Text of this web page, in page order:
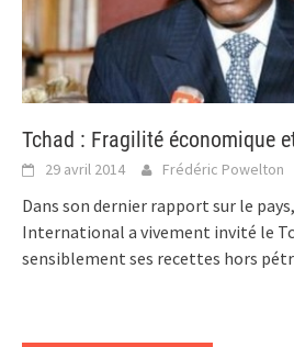
Tchad : Fragilité économique
29 avril 2014 Frédéric Powelton
Dans son dernier rapport sur le
International a vivement invité le
sensiblement ses recettes hors